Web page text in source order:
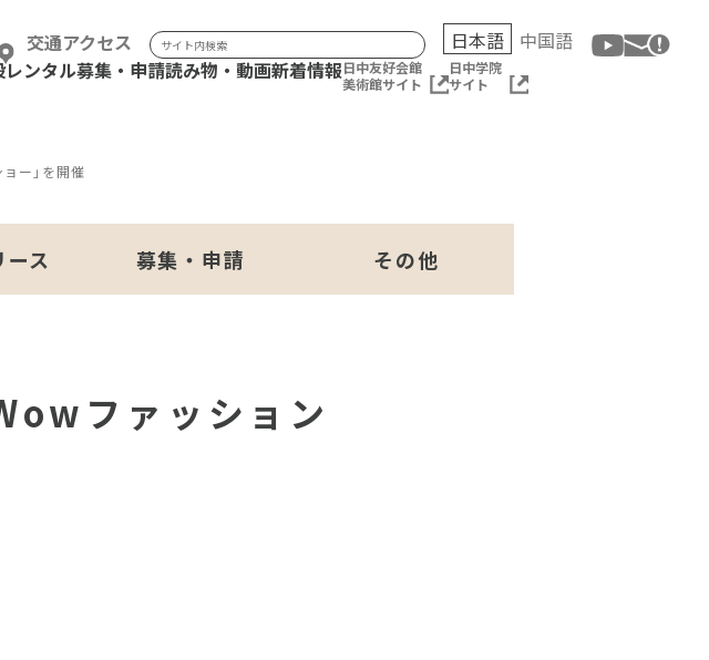
交通アクセス 検索: 日本語
中国語
レンタル募集・申請読み物・動画新着情報日中友好会館
美術館サイト
日中学院
サイト
ー｣を開催
ス 募集・申請 その他
ファッション